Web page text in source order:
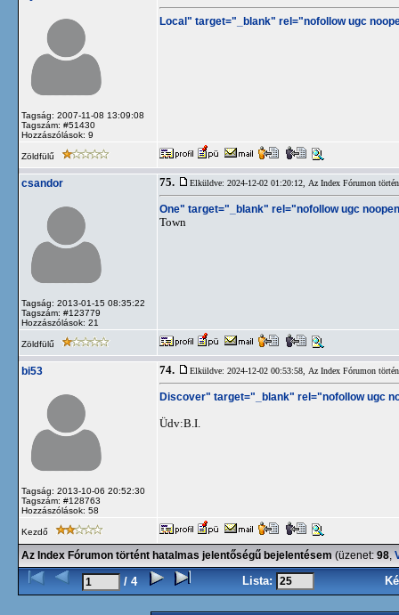
Tagság: 2007-11-08 13:09:08
Tagszám: #51430
Hozzászólások: 9
Local" target="_blank" rel="nofollow ugc
Zöldfülű
csandor
Tagság: 2013-01-15 08:35:22
Tagszám: #123779
Hozzászólások: 21
75. Elküldve: 2024-12-02 01:20:12, Az Index Fórumon
One" target="_blank" rel="nofollow ugc
Town
Zöldfülű
bi53
Tagság: 2013-10-06 20:52:30
Tagszám: #128763
Hozzászólások: 58
74. Elküldve: 2024-12-02 00:53:58, Az Index Fórumon
Discover" target="_blank" rel="nofollow ugc
Üdv:B.I.
Kezdő
Az Index Fórumon történt hatalmas jelentőségű bejelentésem (üzenet: 98,
/ 4 Lista: